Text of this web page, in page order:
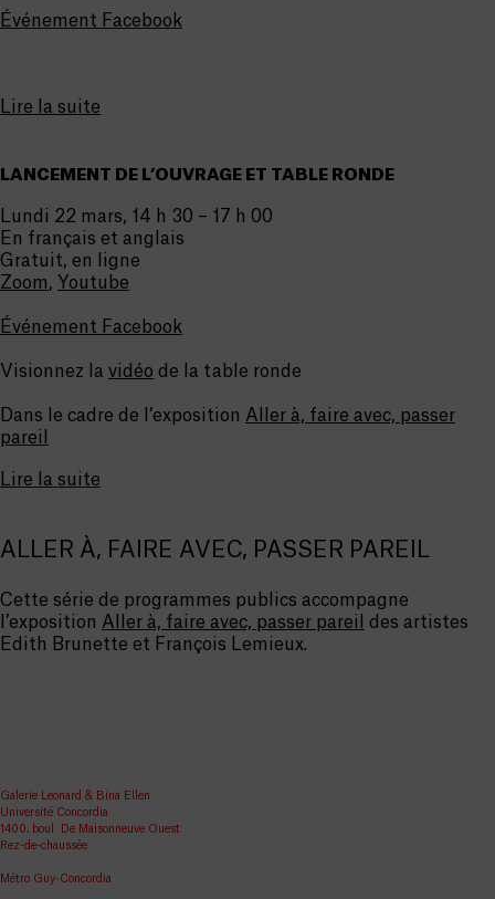
Événement Facebook
Lire la suite
LANCEMENT DE L’OUVRAGE ET TABLE RONDE
Lundi 22 mars, 14 h 30 – 17 h 00
En français et anglais
Gratuit, en ligne
Zoom, Youtube
Événement Facebook
Visionnez la vidéo de la table ronde
Dans le cadre de l’exposition Aller à, faire avec, passer
pareil
Lire la suite
ALLER À, FAIRE AVEC, PASSER PAREIL
Cette série de programmes publics accompagne
l’exposition Aller à, faire avec, passer pareil
des artistes
Edith Brunette et François Lemieux.
Galerie Leonard & Bina Ellen
Université Concordia
1400, boul. De Maisonneuve Ouest
Rez-de-chaussée
Métro Guy-Concordia